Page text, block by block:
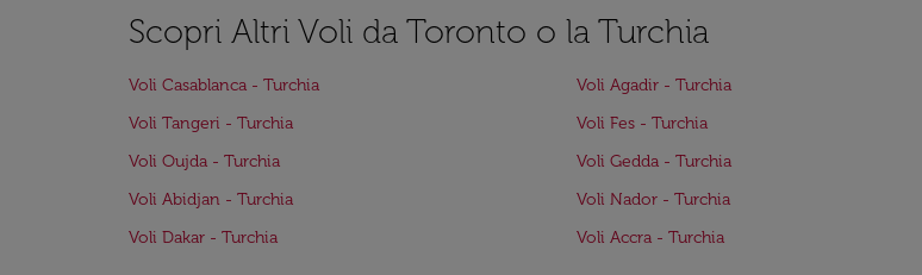
Scopri Altri Voli da Toronto o la Turchia
Voli Casablanca - Turchia Voli Agadir - Turchia
Voli Tangeri - Turchia
Voli Fes - Turchia
Voli Oujda - Turchia
Voli Gedda - Turchia
Voli Abidjan - Turchia
Voli Nador - Turchia
Voli Dakar - Turchia
Voli Accra - Turchia